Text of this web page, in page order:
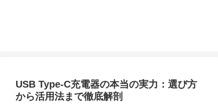
USB Type-C充電器の本当の実力：選び方
から活用法まで徹底解剖